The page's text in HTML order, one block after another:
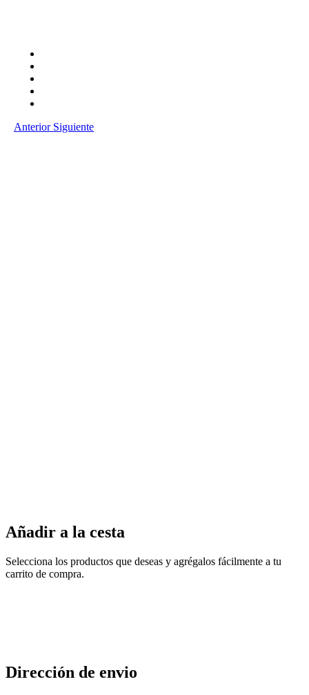
Anterior Siguiente
Añadir a la cesta
Selecciona los productos que deseas y agrégalos fácilmente a tu
carrito de compra.
Dirección de envio